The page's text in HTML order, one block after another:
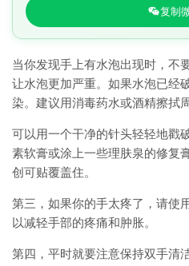
复制
当你发现手上有水泡出现时，不
让水泡更加严重。如果水泡已经
染。建议用消毒药水或酒精擦拭
可以用一个干净的针头轻轻地戳
素软膏或涂上一些理肤泉的修复
创可贴覆盖住。
第三，如果你的手太疼了，请使
以减轻手部的疼痛和肿胀。
第四，平时就要注意保持双手清